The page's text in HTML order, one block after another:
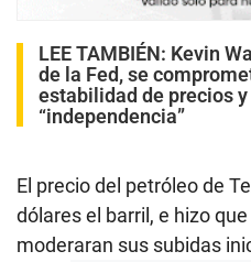
LEE TAMBIÉN: Kevin
de la Fed, se
estabilidad de precios
“independencia”
El precio del petróleo de
dólares el barril, e hizo
moderaran sus subidas